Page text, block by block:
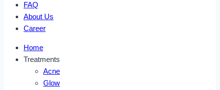
FAQ
About Us
Career
Home
Treatments
Acne
Glow